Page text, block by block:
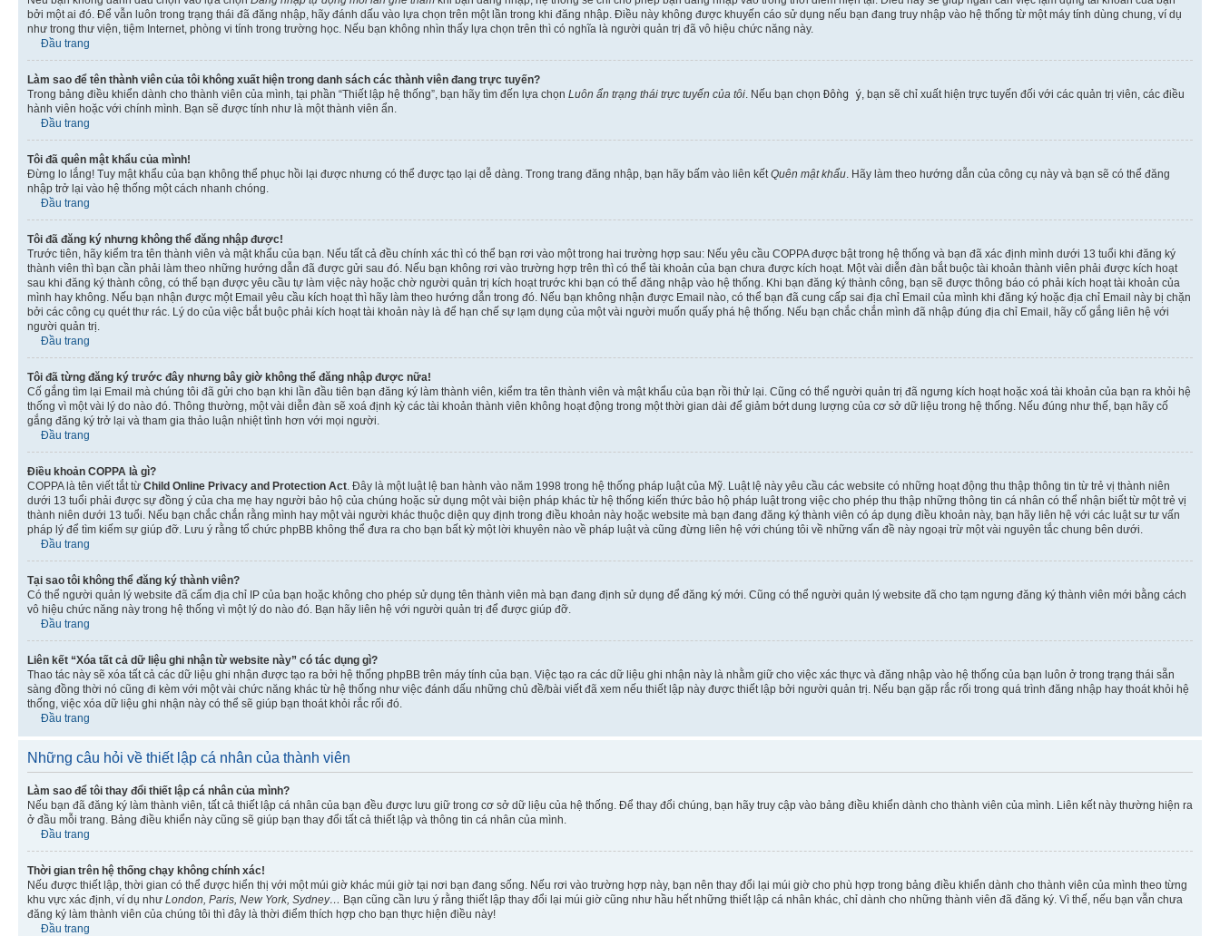
bởi một ai đó. Để vẫn luôn trong trạng thái đã đăng nhập, hãy đánh dấu vào lựa chọn trên một lần trong khi đăng nhập. Điều này không được khuyến cáo sử dụng nếu bạn đang truy nhập vào hệ thống từ một máy tính dùng chung, ví dụ
như trong thư viện, tiệm Internet, phòng vi tính trong trường học. Nếu bạn không nhìn thấy lựa chọn trên thì có nghĩa là người quản trị đã vô hiệu chức năng này.
Đầu trang
Làm sao để tên thành viên của tôi không xuất hiện trong danh sách các thành viên đang trực tuyến?
Trong bảng điều khiển dành cho thành viên của mình, tại phần “Thiết lập hệ thống”, bạn hãy tìm đến lựa chọn Luôn ẩn trạng thái trực tuyến của tôi . Nếu bạn chọn Đồng ý , bạn sẽ chỉ xuất hiện trực tuyến đối với các quản trị viên, các điều
hành viên hoặc với chính mình. Bạn sẽ được tính như là một thành viên ẩn.
Đầu trang
Tôi đã quên mật khẩu của mình!
Đừng lo lắng! Tuy mật khẩu của bạn không thể phục hồi lại được nhưng có thể được tạo lại dễ dàng. Trong trang đăng nhập, bạn hãy bấm vào liên kết Quên mật khẩu . Hãy làm theo hướng dẫn của công cụ này và bạn sẽ có thể đăng
nhập trở lại vào hệ thống một cách nhanh chóng.
Đầu trang
Tôi đã đăng ký nhưng không thể đăng nhập được!
Trước tiên, hãy kiểm tra tên thành viên và mật khẩu của bạn. Nếu tất cả đều chính xác thì có thể bạn rơi vào một trong hai trường hợp sau: Nếu yêu cầu COPPA được bật trong hệ thống và bạn đã xác định mình dưới 13 tuổi khi đăng ký
thành viên thì bạn cần phải làm theo những hướng dẫn đã được gửi sau đó. Nếu bạn không rơi vào trường hợp trên thì có thể tài khoản của bạn chưa được kích hoạt. Một vài diễn đàn bắt buộc tài khoản thành viên phải được kích hoạt
sau khi đăng ký thành công, có thể bạn được yêu cầu tự làm việc này hoặc chờ người quản trị kích hoạt trước khi bạn có thể đăng nhập vào hệ thống. Khi bạn đăng ký thành công, bạn sẽ được thông báo có phải kích hoạt tài khoản của
mình hay không. Nếu bạn nhận được một Email yêu cầu kích hoạt thì hãy làm theo hướng dẫn trong đó. Nếu bạn không nhận được Email nào, có thể bạn đã cung cấp sai địa chỉ Email của mình khi đăng ký hoặc địa chỉ Email này bị chặn
bởi các công cụ quét thư rác. Lý do của việc bắt buộc phải kích hoạt tài khoản này là để hạn chế sự lạm dụng của một vài người muốn quấy phá hệ thống. Nếu bạn chắc chắn mình đã nhập đúng địa chỉ Email, hãy cố gắng liên hệ với
người quản trị.
Đầu trang
Tôi đã từng đăng ký trước đây nhưng bây giờ không thể đăng nhập được nữa!
Cố gắng tìm lại Email mà chúng tôi đã gửi cho bạn khi lần đầu tiên bạn đăng ký làm thành viên, kiểm tra tên thành viên và mật khẩu của bạn rồi thử lại. Cũng có thể người quản trị đã ngưng kích hoạt hoặc xoá tài khoản của bạn ra khỏi hệ
thống vì một vài lý do nào đó. Thông thường, một vài diễn đàn sẽ xoá định kỳ các tài khoản thành viên không hoạt động trong một thời gian dài để giảm bớt dung lượng của cơ sở dữ liệu trong hệ thống. Nếu đúng như thế, bạn hãy cố
gắng đăng ký trở lại và tham gia thảo luận nhiệt tình hơn với mọi người.
Đầu trang
Điều khoản COPPA là gì?
COPPA là tên viết tắt từ Child Online Privacy and Protection Act . Đây là một luật lệ ban hành vào năm 1998 trong hệ thống pháp luật của Mỹ. Luật lệ này yêu cầu các website có những hoạt động thu thập thông tin từ trẻ vị thành niên
dưới 13 tuổi phải được sự đồng ý của cha mẹ hay người bảo hộ của chúng hoặc sử dụng một vài biện pháp khác từ hệ thống kiến thức bảo hộ pháp luật trong việc cho phép thu thập những thông tin cá nhân có thể nhận biết từ một trẻ vị
thành niên dưới 13 tuổi. Nếu bạn chắc chắn rằng mình hay một vài người khác thuộc diện quy định trong điều khoản này hoặc website mà bạn đang đăng ký thành viên có áp dụng điều khoản này, bạn hãy liên hệ với các luật sư tư vấn
pháp lý để tìm kiếm sự giúp đỡ. Lưu ý rằng tổ chức phpBB không thể đưa ra cho bạn bất kỳ một lời khuyên nào về pháp luật và cũng đừng liên hệ với chúng tôi về những vấn đề này ngoại trừ một vài nguyên tắc chung bên dưới.
Đầu trang
Tại sao tôi không thể đăng ký thành viên?
Có thể người quản lý website đã cấm địa chỉ IP của bạn hoặc không cho phép sử dụng tên thành viên mà bạn đang định sử dụng để đăng ký mới. Cũng có thể người quản lý website đã cho tạm ngưng đăng ký thành viên mới bằng cách
vô hiệu chức năng này trong hệ thống vì một lý do nào đó. Bạn hãy liên hệ với người quản trị để được giúp đỡ.
Đầu trang
Liên kết “Xóa tất cả dữ liệu ghi nhận từ website này” có tác dụng gì?
Thao tác này sẽ xóa tất cả các dữ liệu ghi nhận được tạo ra bởi hệ thống phpBB trên máy tính của bạn. Việc tạo ra các dữ liệu ghi nhận này là nhằm giữ cho việc xác thực và đăng nhập vào hệ thống của bạn luôn ở trong trạng thái sẵn
sàng đồng thời nó cũng đi kèm với một vài chức năng khác từ hệ thống như việc đánh dấu những chủ đề/bài viết đã xem nếu thiết lập này được thiết lập bởi người quản trị. Nếu bạn gặp rắc rối trong quá trình đăng nhập hay thoát khỏi hệ
thống, việc xóa dữ liệu ghi nhận này có thể sẽ giúp bạn thoát khỏi rắc rối đó.
Đầu trang
Những câu hỏi về thiết lập cá nhân của thành viên
Làm sao để tôi thay đổi thiết lập cá nhân của mình?
Nếu bạn đã đăng ký làm thành viên, tất cả thiết lập cá nhân của bạn đều được lưu giữ trong cơ sở dữ liệu của hệ thống. Để thay đổi chúng, bạn hãy truy cập vào bảng điều khiển dành cho thành viên của mình. Liên kết này thường hiện ra
ở đầu mỗi trang. Bảng điều khiển này cũng sẽ giúp bạn thay đổi tất cả thiết lập và thông tin cá nhân của mình.
Đầu trang
Thời gian trên hệ thống chạy không chính xác!
Nếu được thiết lập, thời gian có thể được hiển thị với một múi giờ khác múi giờ tại nơi bạn đang sống. Nếu rơi vào trường hợp này, bạn nên thay đổi lại múi giờ cho phù hợp trong bảng điều khiển dành cho thành viên của mình theo từng
khu vực xác định, ví dụ như London, Paris, New York, Sydney… Bạn cũng cần lưu ý rằng thiết lập thay đổi lại múi giờ cũng như hầu hết những thiết lập cá nhân khác, chỉ dành cho những thành viên đã đăng ký. Vì thế, nếu bạn vẫn chưa
đăng ký làm thành viên của chúng tôi thì đây là thời điểm thích hợp cho bạn thực hiện điều này!
Đầu trang